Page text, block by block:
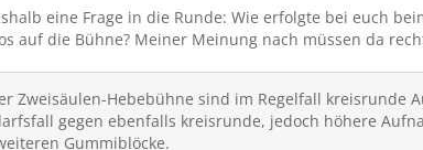
eine Frage in die Runde: Wie erfolgte bei euch
auf die Bühne? Meiner Meinung nach müssen da
Zweisäulen-Hebebühne sind im Regelfall
gegen ebenfalls kreisrunde, jedoch höhere
Gummiblöcke.